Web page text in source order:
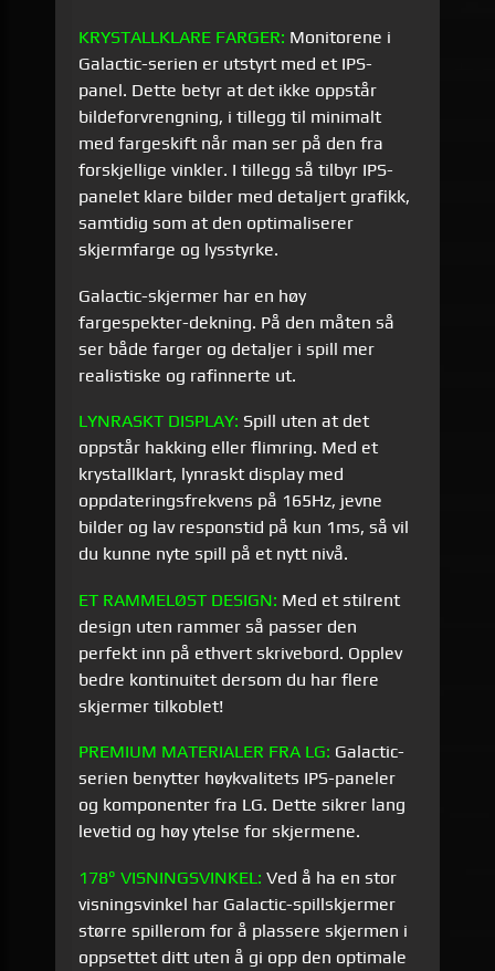
KRYSTALLKLARE FARGER: Monitorene i
Galactic-serien er utstyrt med et IPS-
panel. Dette betyr at det ikke oppstår
bildeforvrengning, i tillegg til minimalt
med fargeskift når man ser på den fra
forskjellige vinkler. I tillegg så tilbyr IPS-
panelet klare bilder med detaljert grafikk,
samtidig som at den optimaliserer
skjermfarge og lysstyrke.
Galactic-skjermer har en høy
fargespekter-dekning. På den måten så
ser både farger og detaljer i spill mer
realistiske og rafinnerte ut.
LYNRASKT DISPLAY: Spill uten at det
oppstår hakking eller flimring. Med et
krystallklart, lynraskt display med
oppdateringsfrekvens på 165Hz, jevne
bilder og lav responstid på kun 1ms, så vil
du kunne nyte spill på et nytt nivå.
ET RAMMELØST DESIGN: Med et stilrent
design uten rammer så passer den
perfekt inn på ethvert skrivebord. Opplev
bedre kontinuitet dersom du har flere
skjermer tilkoblet!
PREMIUM MATERIALER FRA LG: Galactic-
serien benytter høykvalitets IPS-paneler
og komponenter fra LG. Dette sikrer lang
levetid og høy ytelse for skjermene.
178° VISNINGSVINKEL: Ved å ha en stor
visningsvinkel har Galactic-spillskjermer
større spillerom for å plassere skjermen i
oppsettet ditt uten å gi opp den optimale